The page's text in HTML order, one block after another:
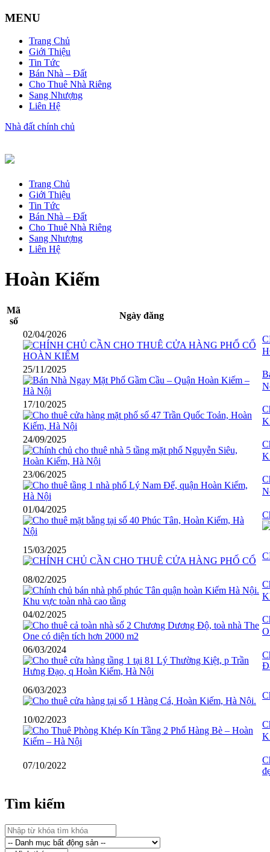
MENU
Trang Chủ
Giới Thiệu
Tin Tức
Bán Nhà – Đất
Cho Thuê Nhà Riêng
Sang Nhượng
Liên Hệ
Nhà đất chính chủ
Trang Chủ
Giới Thiệu
Tin Tức
Bán Nhà – Đất
Cho Thuê Nhà Riêng
Sang Nhượng
Liên Hệ
Hoàn Kiếm
Mã
số
Ngày đăng
02/04/2026
25/11/2025
17/10/2025
24/09/2025
23/06/2025
01/04/2025
15/03/2025
08/02/2025
04/02/2025
06/03/2024
06/03/2023
10/02/2023
07/10/2022
Tìm kiếm